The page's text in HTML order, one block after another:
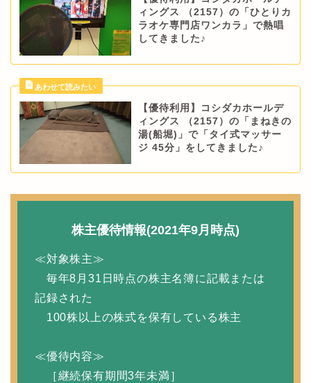
ィングス （2157）の「ひとりカ
ラオケ専門店ワンカラ」で熱唱
してきました♪
【優待利用】コシダカホールデ
ィングス （2157）の「まねきの
湯(船堀)」で「タイ式マッサー
ジ 45分」をしてきました♪
株主優待情報(2021年9月時点)
≪対象株主≫
毎年8月31日時点の株主名簿に記載または
記録された
100株以上の株式を保有している株主
≪優待内容≫
［継続保有期間3年未満］